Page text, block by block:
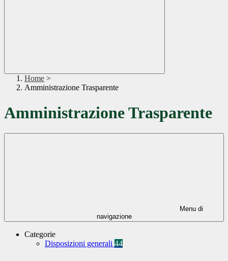
Home >
Amministrazione Trasparente
Amministrazione Trasparente
Menu di
navigazione
Categorie
Disposizioni generali 44